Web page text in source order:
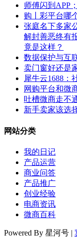
师傅闪到APP
购丨彩平台哪
张庭名下多家
解封善恶终有
竟是这样？
数据保护与互
卖门窗好还是
犀牛云1688：
网购平台和微
吐槽微商走不
新手卖家该选
网站分类
我的日记
产品运营
商业问答
产品推广
创业经验
电商资讯
微商百科
Powered By 星河号 |